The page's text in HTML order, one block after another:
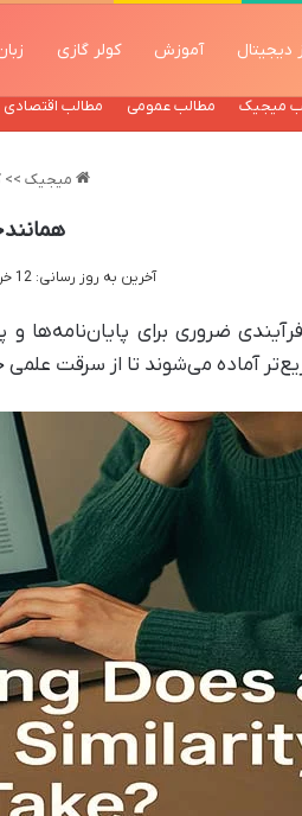
دیجیتال آموزش کولر گازی
میجیک مطالب عمومی مطالب اقتصادی
میجیک >>
آخرین به روز رسانی: 12 خرداد 1404
آماده می‌شوند تا از سرقت علمی